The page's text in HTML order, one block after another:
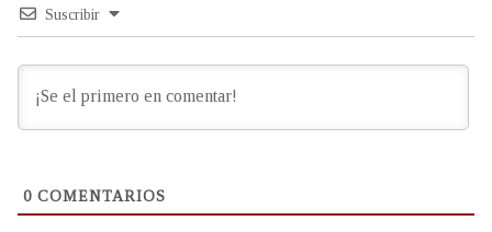
Suscribir
0 COMENTARIOS